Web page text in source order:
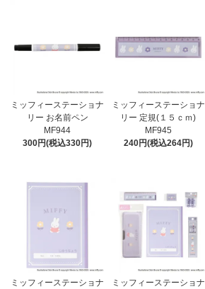
ミッフィーステーショナ
リー お名前ペン
MF944
300円(税込330円)
ミッフィーステーショナ
リー 定規(１５ｃｍ)
MF945
240円(税込264円)
ミッフィーステーショナ
ミッフィーステーショナ